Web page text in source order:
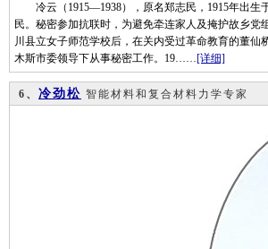
冷云（1915—1938），原名郑志民，1915年出生
民。秘密参加抗联时，为避免牵连家人及掩护故乡
川县立女子师范学校后，在关内受过革命教育的董
木斯市委领导下从事秘密工作。19……[详细]
6、 冷劲松 智能材料和复合材料力学专家